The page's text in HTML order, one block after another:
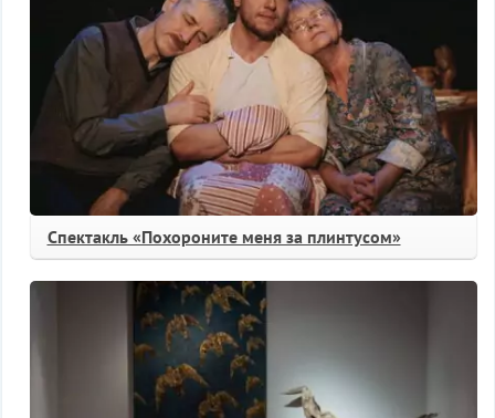
Спектакль «Похороните меня за плинтусом»